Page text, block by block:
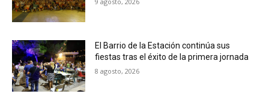
El Barrio de la Estación continúa sus
fiestas tras el éxito de la primera jornada
8 agosto, 2026